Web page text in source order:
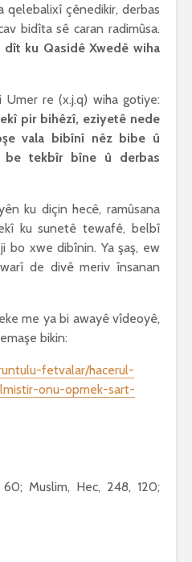
qelebalixî çênedikir, derbas
bidîta sê caran radimûsa.
dît ku Qasidê Xwedê wiha
Umer re (x.j.q) wiha gotiye:
pir bihêzî, eziyetê nede
vala bibînî nêz bibe û
be tekbîr bîne û derbas
ku diçin hecê, ramûsana
ku sunetê tewafê, belbî
bo xwe dibînin. Ya şaş, ew
de divê meriv însanan
me ya bi awayê vîdeoyê,
bikin:
fetvalar/hacerul-
onu-opmek-sart-
Muslim, Hec, 248, 120;